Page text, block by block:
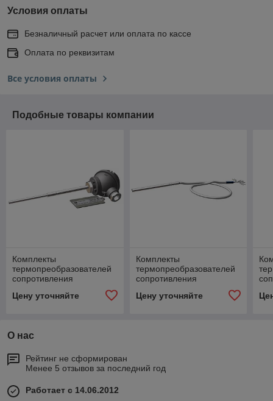
Условия оплаты
Безналичный расчет или оплата по кассе
Оплата по реквизитам
Все условия оплаты
Подобные товары компании
Комплекты
термопреобразователей
сопротивления
модификации ТСПТК 102
Цену уточняйте
Комплекты
термопреобразователей
сопротивления
платиновых, тип ТСПТК
300
Цену уточняйте
О нас
Рейтинг не сформирован
Менее 5 отзывов за последний год
Работает с 14.06.2012